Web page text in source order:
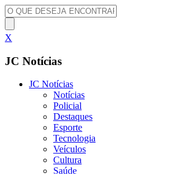
X
JC Notícias
JC Notícias
Notícias
Policial
Destaques
Esporte
Tecnologia
Veículos
Cultura
Saúde